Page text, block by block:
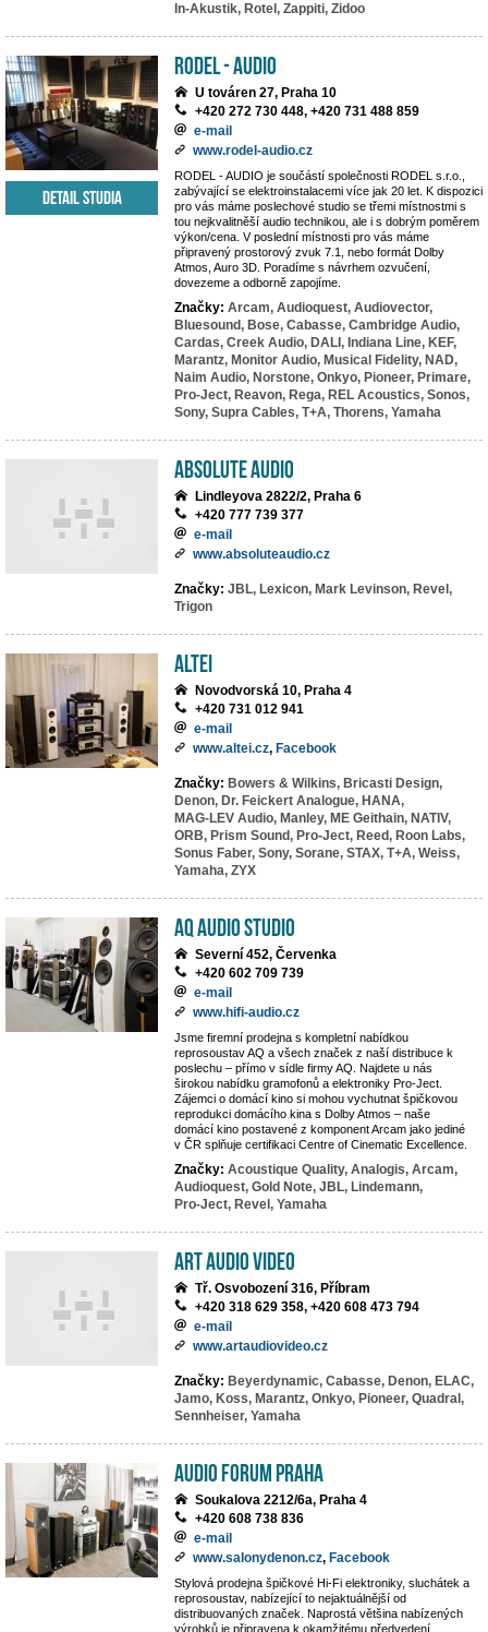
In-Akustik, Rotel, Zappiti, Zidoo
RODEL - AUDIO
U továren 27, Praha 10
+420 272 730 448, +420 731 488 859
e-mail
www.rodel-audio.cz
RODEL - AUDIO je součástí společnosti RODEL s.r.o.,
zabývající se elektroinstalacemi více jak 20 let. K dispozici
pro vás máme poslechové studio se třemi místnostmi s
tou nejkvalitněší audio technikou, ale i s dobrým poměrem
výkon/cena. V poslední místnosti pro vás máme
připravený prostorový zvuk 7.1, nebo formát Dolby
Atmos, Auro 3D. Poradíme s návrhem ozvučení,
dovezeme a odborně zapojíme.
Značky: Arcam, Audioquest, Audiovector,
Bluesound, Bose, Cabasse, Cambridge Audio,
Cardas, Creek Audio, DALI, Indiana Line, KEF,
Marantz, Monitor Audio, Musical Fidelity, NAD,
Naim Audio, Norstone, Onkyo, Pioneer, Primare,
Pro-Ject, Reavon, Rega, REL Acoustics, Sonos,
Sony, Supra Cables, T+A, Thorens, Yamaha
Detail studia
Absolute Audio
Lindleyova 2822/2, Praha 6
+420 777 739 377
e-mail
www.absoluteaudio.cz
Značky: JBL, Lexicon, Mark Levinson, Revel,
Trigon
ALTEI
Novodvorská 10, Praha 4
+420 731 012 941
e-mail
www.altei.cz, Facebook
Značky: Bowers & Wilkins, Bricasti Design,
Denon, Dr. Feickert Analogue, HANA,
MAG-LEV Audio, Manley, ME Geithain, NATIV,
ORB, Prism Sound, Pro-Ject, Reed, Roon Labs,
Sonus Faber, Sony, Sorane, STAX, T+A, Weiss,
Yamaha, ZYX
AQ Audio Studio
Severní 452, Červenka
+420 602 709 739
e-mail
www.hifi-audio.cz
Jsme firemní prodejna s kompletní nabídkou
reprosoustav AQ a všech značek z naší distribuce k
poslechu – přímo v sídle firmy AQ. Najdete u nás
širokou nabídku gramofonů a elektroniky Pro-Ject.
Zájemci o domácí kino si mohou vychutnat špičkovou
reprodukci domácího kina s Dolby Atmos – naše
domácí kino postavené z komponent Arcam jako jediné
v ČR splňuje certifikaci Centre of Cinematic Excellence.
Značky: Acoustique Quality, Analogis, Arcam,
Audioquest, Gold Note, JBL, Lindemann,
Pro-Ject, Revel, Yamaha
Art Audio Video
Tř. Osvobození 316, Příbram
+420 318 629 358, +420 608 473 794
e-mail
www.artaudiovideo.cz
Značky: Beyerdynamic, Cabasse, Denon, ELAC,
Jamo, Koss, Marantz, Onkyo, Pioneer, Quadral,
Sennheiser, Yamaha
Audio Forum Praha
Soukalova 2212/6a, Praha 4
+420 608 738 836
e-mail
www.salonydenon.cz, Facebook
Stylová prodejna špičkové Hi-Fi elektroniky, sluchátek a
reprosoustav, nabízející to nejaktuálnější od
distribuovaných značek. Naprostá většina nabízených
výrobků je připravena k okamžitému předvedení.